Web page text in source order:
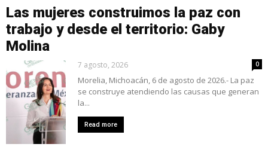
Las mujeres construimos la paz con
trabajo y desde el territorio: Gaby
Molina
7 agosto, 2026 0
Morelia, Michoacán, 6 de agosto de 2026.- La paz
se construye atendiendo las causas que generan
la...
Read more